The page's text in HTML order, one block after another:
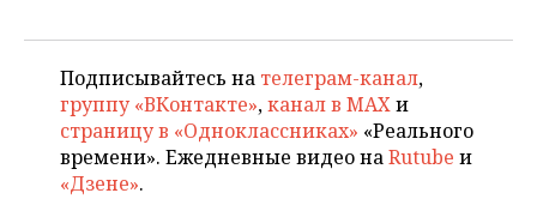
Подписывайтесь на телеграм-канал,
группу «ВКонтакте»,канал в MAXи
страницу в «Одноклассниках» «Реального
времени». Ежедневные видео наRutube и
«Дзене».